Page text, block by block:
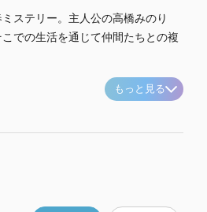
ステリー。主人公の高橋みのり
での生活を通じて仲間たちとの複
もっと見る